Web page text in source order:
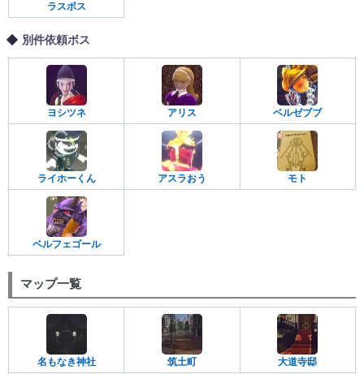
ラスボス
別件依頼ボス
ヨシツネ アリス ベルゼブブ
ライホーくん アスラおう モト
ベルフェゴール
マップ一覧
名もなき神社 筑土町 大道寺邸